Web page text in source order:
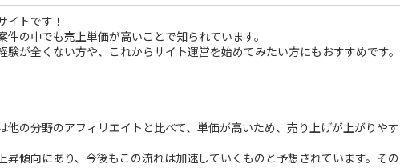
イトです！
の中でも売上単価が高いことで知られています。
が全くない方や、これからサイト運営を始めてみたい方にもおすすめです。
の分野のアフィリエイトと比べて、単価が高いため、売り上げが上がりや
昇傾向にあり、今後もこの流れは加速していくものと予想されています。そ